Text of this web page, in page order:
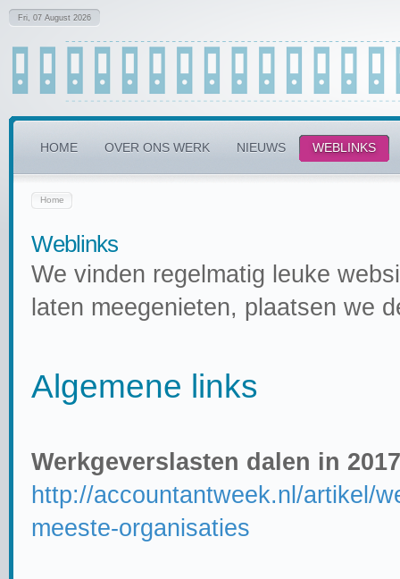
Fri, 07 August 2026
HOME OVER ONS WERK NIEUWS WEBLINKS
Home
Weblinks
We vinden regelmatig leuke
laten meegenieten, plaatsen we
Algemene links
Werkgeverslasten dalen in 2017
http://accountantweek.nl/artikel/
meeste-organisaties